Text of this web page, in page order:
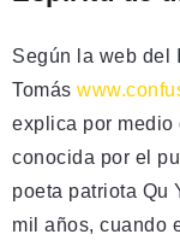
Según la web del
Tomás
explica por medio
conocida por el
poeta patriota Qu
mil años, cuando